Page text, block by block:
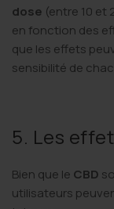
dose (entre 10 et
en fonction des
que les effets
sensibilité de
5. Les
Bien que le CBD
utilisateurs